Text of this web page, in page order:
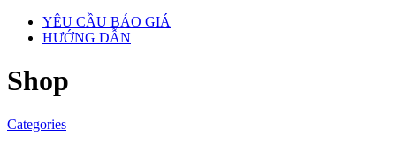
YÊU CẦU BÁO GIÁ
HƯỚNG DẪN
Shop
Categories